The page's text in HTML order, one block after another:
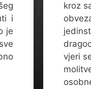
i
je
kroz
vjeri